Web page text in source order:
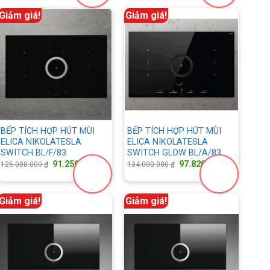
₫.
149.690.000 ₫.là:
109.273.700 ₫.
85.000.000 ₫.là:
₫.
giá!
BẾP TÍCH HỢP HÚT MÙI
ELICA NIKOLATESLA
SWITCH BL/F/83
125.000.000₫ Giá
là:
125.000.000 ₫.
91.250.000
Giá
hiện
tại
là:
91.250.000 ₫.
Giảm giá!
BẾP TÍCH HỢP HÚT MÙI
ELICA NIKOLATESLA
SWITCH GLOW BL/A/83
134.000.000₫ Giá
là:
134.000.000 ₫.
97.820.000
Giá
hiện
tại
là:
giá! Giảm giá!